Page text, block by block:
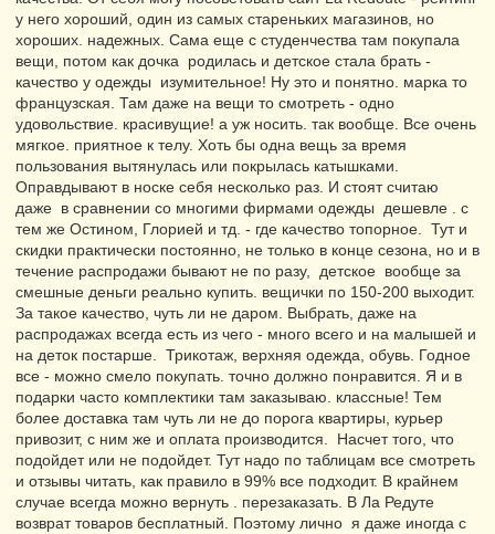
у него хороший, один из самых стареньких магазинов, но
хороших. надежных. Сама еще с студенчества там покупала
вещи, потом как дочка родилась и детское стала брать -
качество у одежды изумительное! Ну это и понятно. марка то
французская. Там даже на вещи то смотреть - одно
удовольствие. красивущие! а уж носить. так вообще. Все очень
мягкое. приятное к телу. Хоть бы одна вещь за время
пользования вытянулась или покрылась катышками.
Оправдывают в носке себя несколько раз. И стоят считаю
даже в сравнении со многими фирмами одежды дешевле . с
тем же Остином, Глорией и тд. - где качество топорное. Тут и
скидки практически постоянно, не только в конце сезона, но и в
течение распродажи бывают не по разу, детское вообще за
смешные деньги реально купить. вещички по 150-200 выходит.
За такое качество, чуть ли не даром. Выбрать, даже на
распродажах всегда есть из чего - много всего и на малышей и
на деток постарше. Трикотаж, верхняя одежда, обувь. Годное
все - можно смело покупать. точно должно понравится. Я и в
подарки часто комплектики там заказываю. классные! Тем
более доставка там чуть ли не до порога квартиры, курьер
привозит, с ним же и оплата производится. Насчет того, что
подойдет или не подойдет. Тут надо по таблицам все смотреть
и отзывы читать, как правило в 99% все подходит. В крайнем
случае всегда можно вернуть . перезаказать. В Ла Редуте
возврат товаров бесплатный. Поэтому лично я даже иногда с